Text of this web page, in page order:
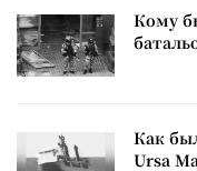
Кому
Как
Ursa